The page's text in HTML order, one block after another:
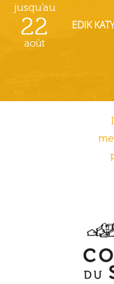
jusqu'au
22
août
EDIK